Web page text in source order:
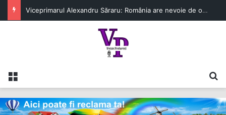
Viceprimarul Alexandru Săraru: România are nevoie de o strategie energetică, nu de lecții despre cum să stingem lumina
Meniu